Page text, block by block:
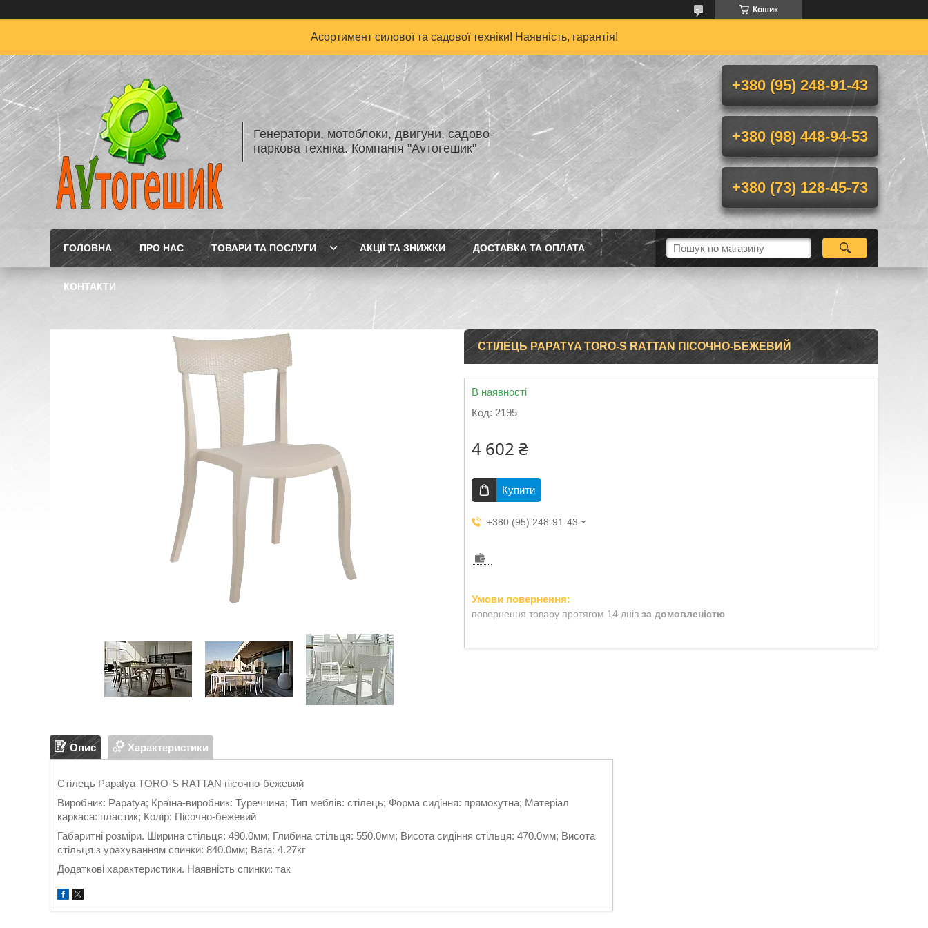
Кошик
Асортимент силової та садової техніки! Наявність, гарантія!
Генератори, мотоблоки, двигуни, садово-
паркова техніка. Компанія "Аvтогешик"
+380 (95) 248-91-43
+380 (98) 448-94-53
+380 (73) 128-45-73
ГОЛОВНА ПРО НАС ТОВАРИ ТА ПОСЛУГИ АКЦІЇ ТА ЗНИЖКИ ДОСТАВКА ТА ОПЛАТА
КОНТАКТИ
СТІЛЕЦЬ PAPATYA TORO-S RATTAN ПІСОЧНО-БЕЖЕВИЙ
В наявності
Код: 2195
4 602 ₴
Купити
+380 (95) 248-91-43
повернення товару протягом 14 днів за домовленістю
Опис Характеристики
Стілець Papatya TORO-S RATTAN пісочно-бежевий
Виробник: Papatya; Країна-виробник: Туреччина; Тип меблів: стілець; Форма сидіння: прямокутна; Матеріал
каркаса: пластик; Колір: Пісочно-бежевий
Габаритні розміри. Ширина стільця: 490.0мм; Глибина стільця: 550.0мм; Висота сидіння стільця: 470.0мм; Висота
стільця з урахуванням спинки: 840.0мм; Вага: 4.27кг
Додаткові характеристики. Наявність спинки: так